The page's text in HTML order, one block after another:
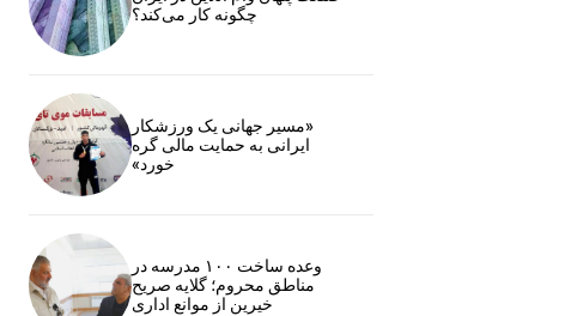
چگونه کار می‌کند؟
«مسیر جهانی یک ورزشکار
ایرانی به حمایت مالی گره
خورد»
وعده ساخت ۱۰۰ مدرسه در
مناطق محروم؛ گلایه صریح
خیرین از موانع اداری